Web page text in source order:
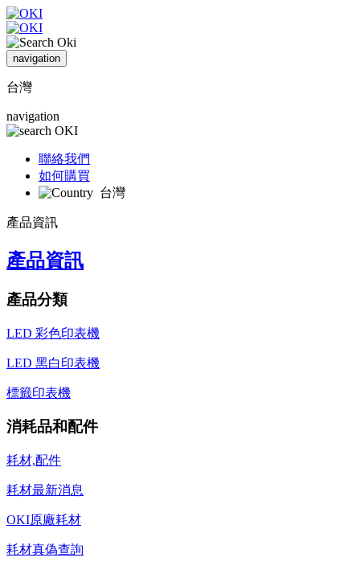
navigation
台灣
navigation
聯絡我們
如何購買
台灣
產品資訊
產品資訊
產品分類
LED 彩色印表機
LED 黑白印表機
標籤印表機
消耗品和配件
耗材,配件
耗材最新消息
OKI原廠耗材
耗材真偽查詢